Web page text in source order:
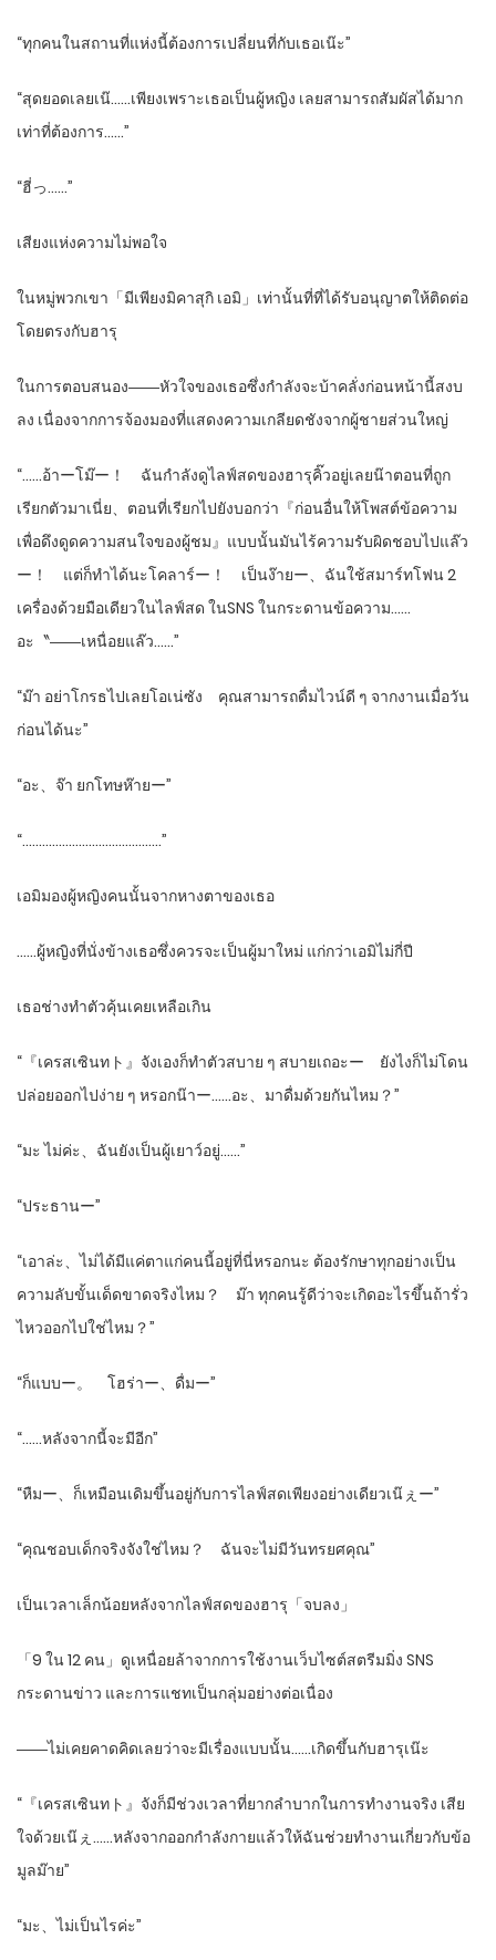
“ทุกคนในสถานที่แห่งนี้ต้องการเปลี่ยนที่กับเธอเน๊ะ”
“สุดยอดเลยเน๊……เพียงเพราะเธอเป็นผู้หญิง เลยสามารถสัมผัสได้มาก
เท่าที่ต้องการ……”
“ฮี่っ……”
เสียงแห่งความไม่พอใจ
ในหมู่พวกเขา「มีเพียงมิคาสุกิ เอมิ」เท่านั้นที่ที่ได้รับอนุญาตให้ติดต่อ
โดยตรงกับฮารุ
ในการตอบสนอง――หัวใจของเธอซึ่งกำลังจะบ้าคลั่งก่อนหน้านี้สงบ
ลง เนื่องจากการจ้องมองที่แสดงความเกลียดชังจากผู้ชายส่วนใหญ่
“……อ้าーโม๊ー！ ฉันกำลังดูไลฟ์สดของฮารุคิ๊วอยู่เลยน๊าตอนที่ถูก
เรียกตัวมาเนี่ย、ตอนที่เรียกไปยังบอกว่า『ก่อนอื่นให้โพสต์ข้อความ
เพื่อดึงดูดความสนใจของผู้ชม』แบบนั้นมันไร้ความรับผิดชอบไปแล๊ว
ー！ แต่ก็ทำได้นะโคลาร์ー！ เป็นง๊ายー、ฉันใช้สมาร์ทโฟน 2
เครื่องด้วยมือเดียวในไลฟ์สด ในSNS ในกระดานข้อความ……
อะ〝――เหนื่อยแล๊ว……”
“ม๊า อย่าโกรธไปเลยโอเน่ซัง คุณสามารถดื่มไวน์ดี ๆ จากงานเมื่อวัน
ก่อนได้นะ”
“อะ、จ๊า ยกโทษห๊ายー”
“……………………………………”
เอมิมองผู้หญิงคนนั้นจากหางตาของเธอ
……ผู้หญิงที่นั่งข้างเธอซึ่งควรจะเป็นผู้มาใหม่ แก่กว่าเอมิไม่กี่ปี
เธอช่างทำตัวคุ้นเคยเหลือเกิน
“『เครสเซินทト』จังเองก็ทำตัวสบาย ๆ สบายเถอะー ยังไงก็ไม่โดน
ปล่อยออกไปง่าย ๆ หรอกน๊าー……อะ、มาดื่มด้วยกันไหม？”
“มะ ไม่ค่ะ、ฉันยังเป็นผู้เยาว์อยู่……”
“ประธานー”
“เอาล่ะ、ไม่ได้มีแค่ตาแก่คนนี้อยู่ที่นี่หรอกนะ ต้องรักษาทุกอย่างเป็น
ความลับขั้นเด็ดขาดจริงไหม？ ม๊า ทุกคนรู้ดีว่าจะเกิดอะไรขึ้นถ้ารั่ว
ไหวออกไปใช่ไหม？”
“ก็แบบー。 โฮร่าー、ดื่มー”
“……หลังจากนี้จะมีอีก”
“หืมー、ก็เหมือนเดิมขึ้นอยู่กับการไลฟ์สดเพียงอย่างเดียวเน๊ぇー”
“คุณชอบเด็กจริงจังใช่ไหม？ ฉันจะไม่มีวันทรยศคุณ”
เป็นเวลาเล็กน้อยหลังจากไลฟ์สดของฮารุ「จบลง」
「9 ใน 12 คน」ดูเหนื่อยล้าจากการใช้งานเว็บไซต์สตรีมมิ่ง SNS
กระดานข่าว และการแชทเป็นกลุ่มอย่างต่อเนื่อง
――ไม่เคยคาดคิดเลยว่าจะมีเรื่องแบบนั้น……เกิดขึ้นกับฮารุเน๊ะ
“『เครสเซินทト』จังก็มีช่วงเวลาที่ยากลำบากในการทำงานจริง เสีย
ใจด้วยเน๊ぇ……หลังจากออกกำลังกายแล้วให้ฉันช่วยทำงานเกี่ยวกับข้อ
มูลม๊าย”
“มะ、ไม่เป็นไรค่ะ”